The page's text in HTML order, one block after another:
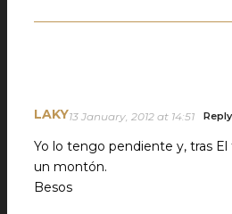
LAKY13 January, 2012 at 14:51 Reply
Yo lo tengo pendiente y, tras
un montón.
Besos